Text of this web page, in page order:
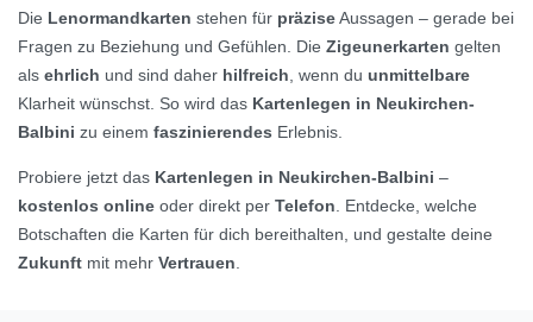
Die Lenormandkarten stehen für präziseAussagen – gerade bei
Fragen zu Beziehung und Gefühlen. Die Zigeunerkarten gelten
als ehrlich und sind daher hilfreich , wenn du unmittelbare
Klarheit wünschst. So wird das Kartenlegen in Neukirchen-
Balbini zu einem faszinierendes Erlebnis.
Probiere jetzt das Kartenlegen in Neukirchen-Balbini –
kostenlos online oder direkt per Telefon . Entdecke, welche
Botschaften die Karten für dich bereithalten, und gestalte deine
Zukunft mit mehr Vertrauen